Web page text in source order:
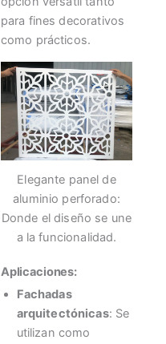
para fines decorativos
como prácticos.
Elegante panel de
aluminio perforado:
Donde el diseño se une
a la funcionalidad.
Aplicaciones:
Fachadas
arquitectónicas: Se
utilizan como